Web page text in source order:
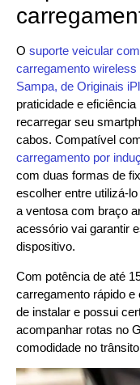
O suporte veicular com
carregamento wireless
Sampa, de Originais
praticidade e eficiência
recarregar seu
cabos. Compatível
carregamento por
com duas formas de
escolher entre utilizá-
a ventosa com braço
acessório vai garantir
dispositivo.
Com potência de até
carregamento rápido e
de instalar e possui
acompanhar rotas no
comodidade no